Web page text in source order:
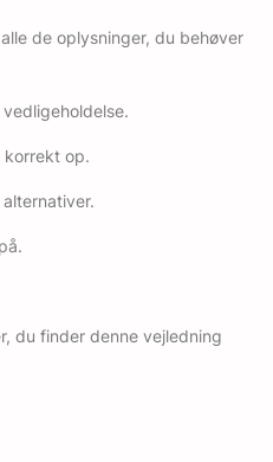
de oplysninger, du behøver
op.
du finder denne vejledning